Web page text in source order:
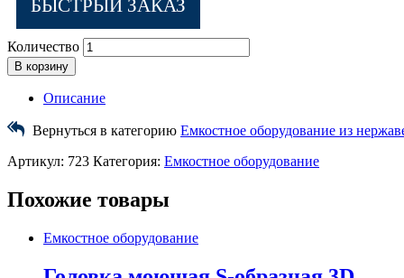
БЫСТРЫЙ ЗАКАЗ
Количество
В корзину
Описание
Вернуться в категорию Eмкостное оборудование из
Артикул: 723 Категория: Емкостное оборудование
Похожие товары
Емкостное оборудование